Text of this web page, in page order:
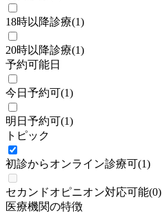
18時以降診療(1)
20時以降診療(1)
予約可能日
今日予約可(1)
明日予約可(1)
トピック
初診からオンライン診療可(1)
セカンドオピニオン対応可能(0)
医療機関の特徴